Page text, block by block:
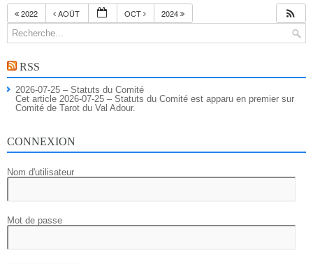
2022 AOÛT OCT 2024
RSS
2026-07-25 – Statuts du Comité
Cet article 2026-07-25 – Statuts du Comité est apparu en premier sur
Comité de Tarot du Val Adour.
CONNEXION
Nom d'utilisateur
Mot de passe